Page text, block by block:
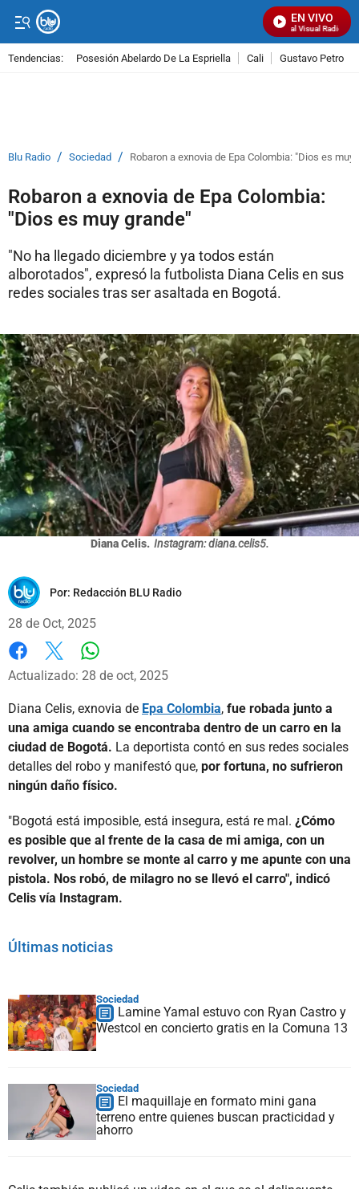
EN VIVO
Señal Visual Radio
Tendencias: Posesión Abelardo De La Espriella Cali Gustavo Petro
Blu Radio / Sociedad / Robaron a exnovia de Epa Colombia: "Dios es muy
Robaron a exnovia de Epa Colombia:
"Dios es muy grande"
"No ha llegado diciembre y ya todos están
alborotados", expresó la futbolista Diana Celis en sus
redes sociales tras ser asaltada en Bogotá.
Diana Celis. Instagram: diana.celis5.
Por: Redacción BLU Radio
28 de Oct, 2025
Facebook
X
Actualizado: 28 de oct, 2025
Diana Celis, exnovia de Epa Colombia, fue robada junto a
una amiga cuando se encontraba dentro de un carro en la
ciudad de Bogotá. La deportista contó en sus redes sociales
detalles del robo y manifestó que, por fortuna, no sufrieron
ningún daño físico.
"Bogotá está imposible, está insegura, está re mal. ¿Cómo
es posible que al frente de la casa de mi amiga, con un
revolver, un hombre se monte al carro y me apunte con una
pistola. Nos robó, de milagro no se llevó el carro", indicó
Celis vía Instagram.
Últimas noticias
Sociedad
Lamine Yamal estuvo con Ryan Castro y
Westcol en concierto gratis en la Comuna 13
Sociedad
El maquillaje en formato mini gana
terreno entre quienes buscan practicidad y
ahorro